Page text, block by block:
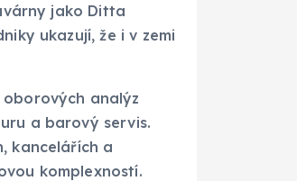
jako Ditta
ukazují, že i v zemi
analýz
a barový servis.
kancelářích a
komplexností.